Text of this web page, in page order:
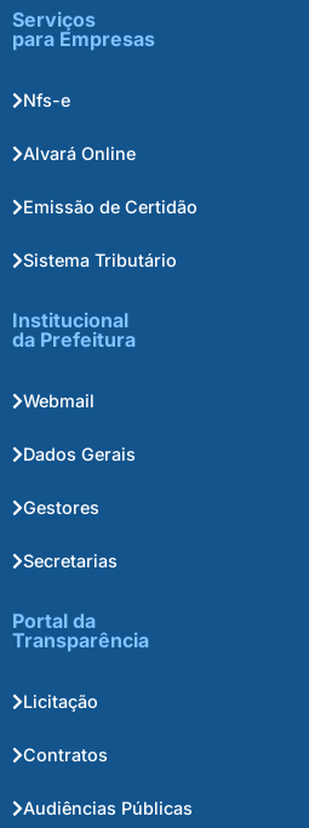
Serviços
para Empresas
Nfs-e
Alvará Online
Emissão de Certidão
Sistema Tributário
Institucional
da Prefeitura
Webmail
Dados Gerais
Gestores
Secretarias
Portal da
Transparência
Licitação
Contratos
Audiências Públicas